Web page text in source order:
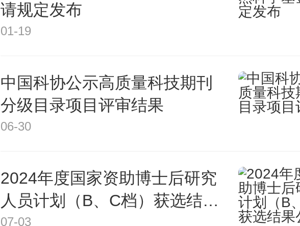
请规定发布
01-19
中国科协公示高质量科技期刊
分级目录项目评审结果
06-30
2024年度国家资助博士后研究
人员计划（B、C档）获选结果
07-03